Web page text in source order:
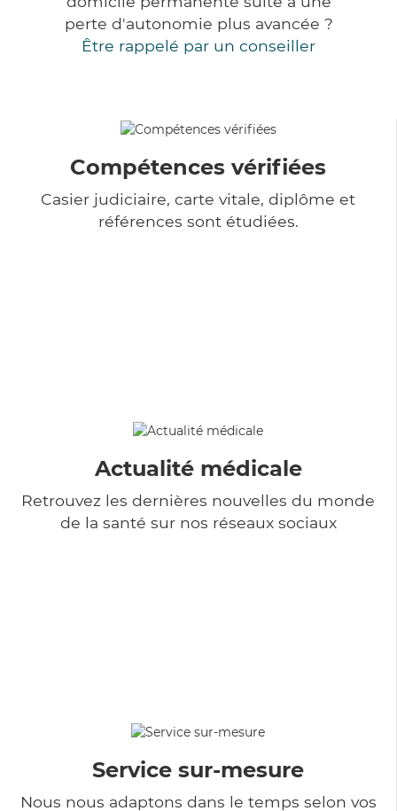
perte d'autonomie plus avancée ?
Être rappelé par un conseiller
Compétences vérifiées
Casier judiciaire, carte vitale, diplôme et
références sont étudiées.
Actualité médicale
Retrouvez les dernières nouvelles du monde
de la santé sur nos réseaux sociaux
Service sur-mesure
Nous nous adaptons dans le temps selon vos